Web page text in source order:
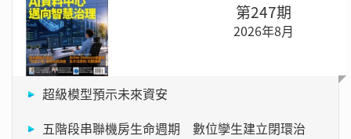
第247期
2026年8月
超級模型預示未來資安
五階段串聯機房生命週期 數位孿生建立閉環治